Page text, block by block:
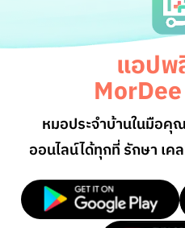
แอปพ
หมอประจำบ้านในมือคุ
ออนไลน์ได้ทุกที่ รักษา เค